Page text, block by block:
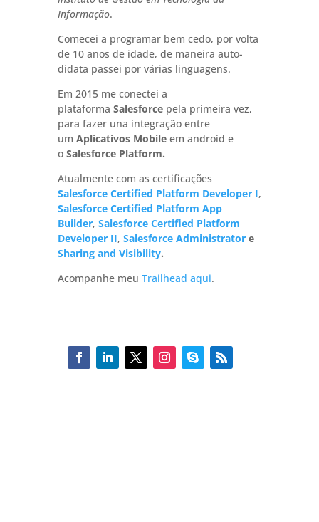
Informação.
Comecei a programar bem cedo, por volta
de 10 anos de idade, de maneira auto-
didata passei por várias linguagens.
Em 2015 me conectei a
plataforma Salesforcepela primeira vez,
para fazer una integração entre
um Aplicativos Mobileem android e
o Salesforce Platform.
Atualmente com as certificações
Salesforce Certified Platform Developer I,
Salesforce Certified Platform App
Builder, Salesforce Certified Platform
Developer II, Salesforce Administratore
Sharing and Visibility.
Acompanhe meu Trailhead aqui.